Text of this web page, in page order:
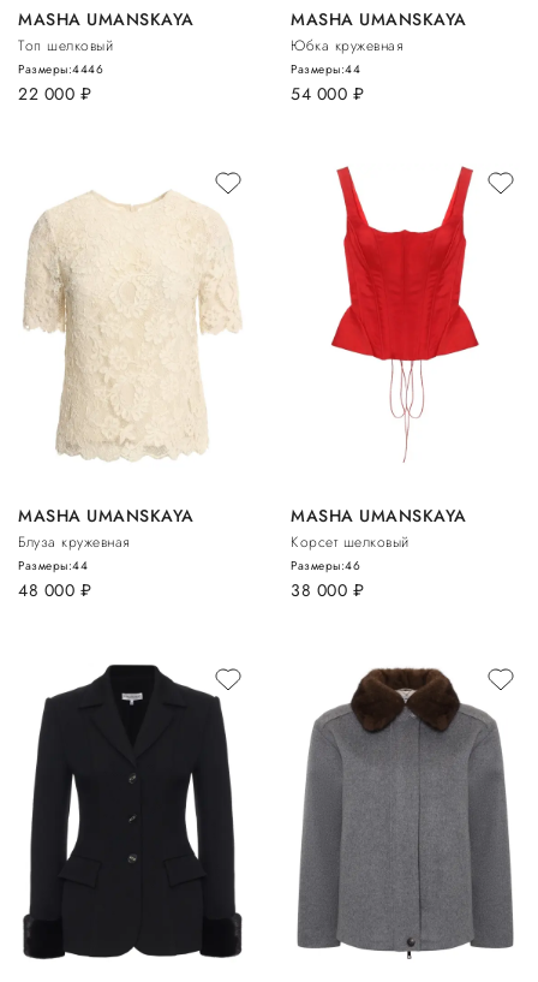
MASHA UMANSKAYA
Топ шелковый
22 000 руб.
Размеры:4446
MASHA UMANSKAYA
Юбка кружевная
54 000 руб.
Размеры:44
MASHA UMANSKAYA
Блуза кружевная
48 000 руб.
Размеры:44
MASHA UMANSKAYA
Корсет шелковый
38 000 руб.
Размеры:46